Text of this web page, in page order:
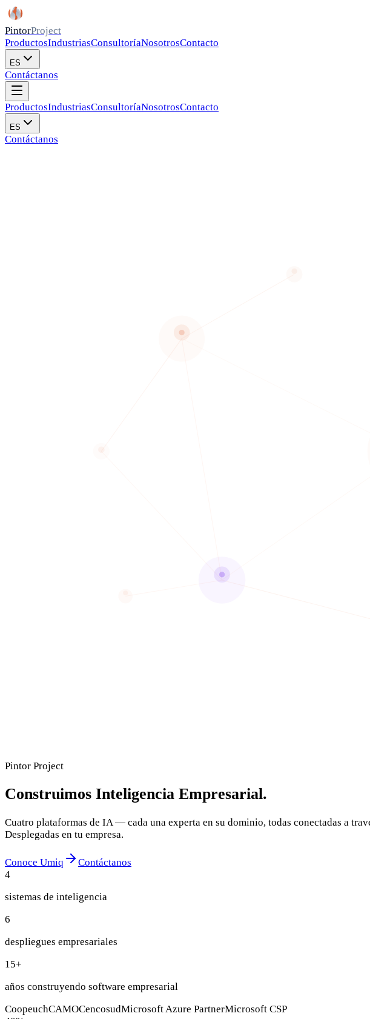
PintorProject
ProductosIndustriasConsultoríaNosotrosContacto
ES
Contáctanos
ProductosIndustriasConsultoríaNosotrosContacto
ES
Contáctanos
Pintor Project
Construimos Inteligencia Empresarial.
Cuatro plataformas de IA — cada una experta en su dominio, todas conectadas a
Desplegadas en tu empresa.
Conoce Umiq
Contáctanos
4
sistemas de inteligencia
6
despliegues empresariales
15+
años construyendo software empresarial
CoopeuchCAMOCencosudMicrosoft Azure PartnerMicrosoft CSP